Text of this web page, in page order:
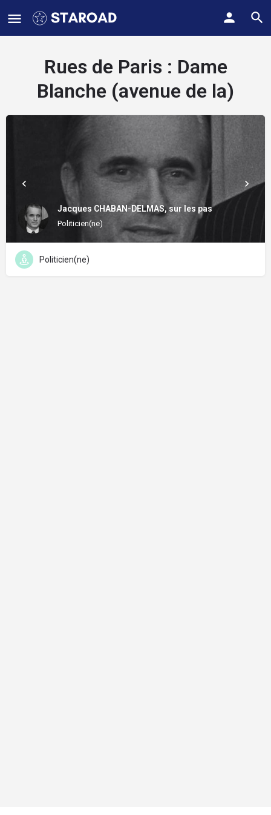
Rues de Paris : Dame
Blanche (avenue de la)
Jacques CHABAN-DELMAS, sur les pas
Politicien(ne)
Politicien(ne)